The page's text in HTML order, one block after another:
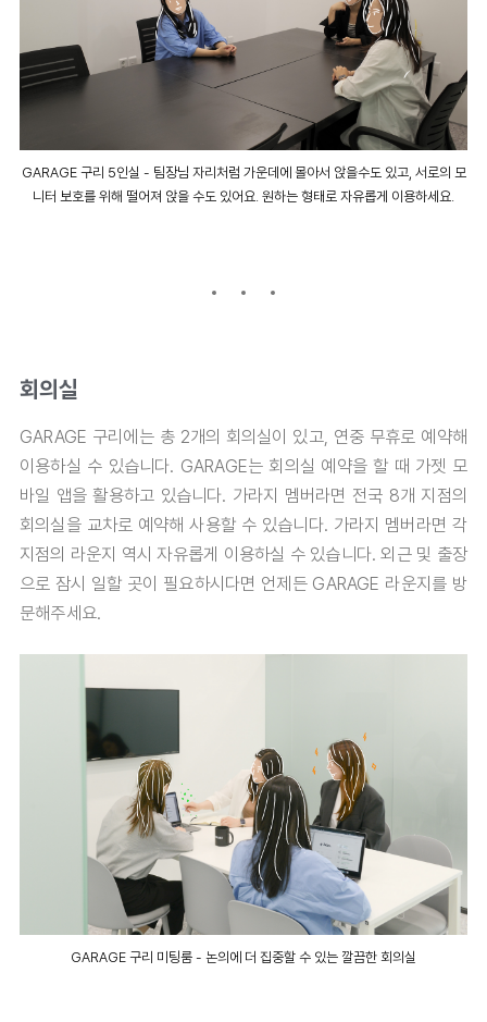
GARAGE 구리 5인실 - 팀장님 자리처럼 가운데에 몰아서 앉을수도 있고, 서로의 모
니터 보호를 위해 떨어져 앉을 수도 있어요. 원하는 형태로 자유롭게 이용하세요.
회의실
GARAGE 구리에는 총 2개의 회의실이 있고, 연중 무휴로 예약해
이용하실 수 있습니다. GARAGE는 회의실 예약을 할 때 가젯 모
바일 앱을 활용하고 있습니다. 가라지 멤버라면 전국 8개 지점의
회의실을 교차로 예약해 사용할 수 있습니다. 가라지 멤버라면 각
지점의 라운지 역시 자유롭게 이용하실 수 있습니다. 외근 및 출장
으로 잠시 일할 곳이 필요하시다면 언제든 GARAGE 라운지를 방
문해주세요.
GARAGE 구리 미팅룸 - 논의에 더 집중할 수 있는 깔끔한 회의실